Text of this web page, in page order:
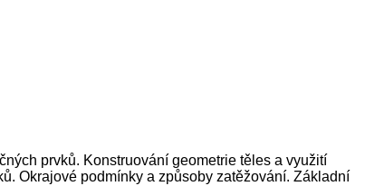
prvků. Konstruování geometrie těles a využití
Okrajové podmínky a způsoby zatěžování. Základní